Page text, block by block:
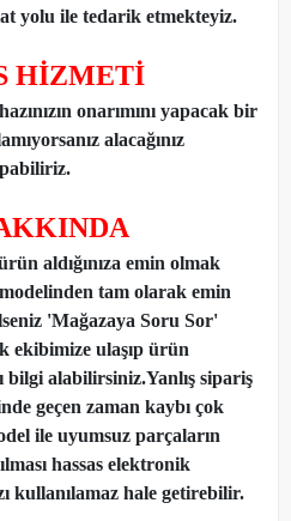
yolu ile tedarik etmekteyiz.
HİZMETİ
onarımını yapacak bir
alacağınız
aldığınıza emin olmak
tam olarak emin
'Mağazaya Soru Sor'
ekibimize ulaşıp ürün
alabilirsiniz.Yanlış sipariş
geçen zaman kaybı çok
ile uyumsuz parçaların
hassas elektronik
kullanılamaz hale getirebilir.